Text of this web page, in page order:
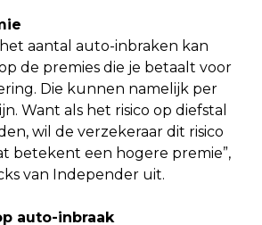
aantal auto-inbraken kan
de premies die je betaalt voor
Die kunnen namelijk per
Want als het risico op diefstal
wil de verzekeraar dit risico
betekent een hogere premie”,
van Independer uit.
auto-inbraak